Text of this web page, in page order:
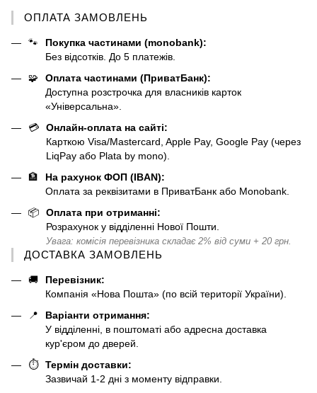
ОПЛАТА ЗАМОВЛЕНЬ
🐾
Покупка частинами (monobank):
Без відсотків. До 5 платежів.
🧩
Оплата частинами (ПриватБанк):
Доступна розстрочка для власників карток
«Універсальна».
💳
Онлайн-оплата на сайті:
Карткою Visa/Mastercard, Apple Pay, Google Pay (через
LiqPay або Plata by mono).
🏦
На рахунок ФОП (IBAN):
Оплата за реквізитами в ПриватБанк або Monobank.
📦
Оплата при отриманні:
Розрахунок у відділенні Нової Пошти.
Увага: комісія перевізника складає 2% від суми + 20 грн.
ДОСТАВКА ЗАМОВЛЕНЬ
🚚
Перевізник:
Компанія «Нова Пошта» (по всій території України).
📍
Варіанти отримання:
У відділенні, в поштоматі або адресна доставка
кур'єром до дверей.
⏱️
Термін доставки:
Зазвичай 1-2 дні з моменту відправки.